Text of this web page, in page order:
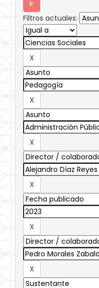
Filtros actuales: